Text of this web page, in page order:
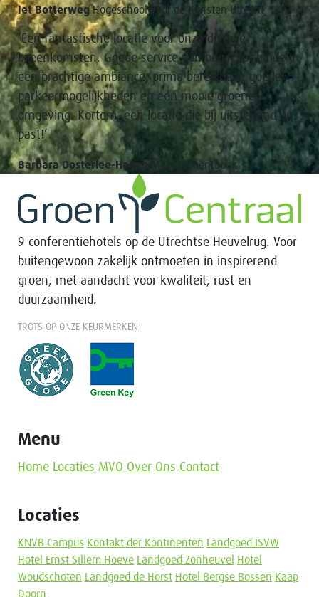
Iet Botterweg Hogeschool voor de Kunsten Utrecht
‘Een fantastische locatie voor onze diverse
bijeenkomsten. Goede service van begin tot einde in
een prachtige ambiance, prima bereikbaar, goede
parkeermogelijkheden en een mooie groene
omgeving. Kortom, een locatie die bij uitstekend ons
past!’
Barbara Oosterlee-Hagen Managementboek
9 conferentiehotels op de Utrechtse Heuvelrug. Voor
buitengewoon zakelijk ontmoeten in inspirerend
groen, met aandacht voor kwaliteit, rust en
duurzaamheid.
TROTS OP ONZE KEURMERKEN
Menu
Home Locaties MVO Over Ons Contact
Locaties
KNVB Campus Kontakt der Kontinenten
Landgoed ISVW
Hotel Ernst Sillem Hoeve
Landgoed Zonheuvel
Hotel
Woudschoten
Landgoed de Horst Hotel Bergse Bossen Kaap
Doorn